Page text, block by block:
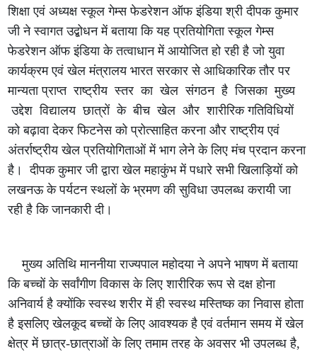
शिक्षा एवं अध्यक्ष स्कूल गेम्स फेडरेशन ऑफ इंडिया श्री दीपक कुमार
जी ने स्वागत उद्बोधन में बताया कि यह प्रतियोगिता स्कूल गेम्स
फेडरेशन ऑफ इंडिया के तत्वाधान में आयोजित हो रही है जो युवा
कार्यक्रम एवं खेल मंत्रालय भारत सरकार से आधिकारिक तौर पर
मान्यता प्राप्त राष्ट्रीय स्तर का खेल संगठन है जिसका मुख्य
उद्देश विद्यालय छात्रों के बीच खेल और शारीरिक गतिविधियों
को बढ़ावा देकर फिटनेस को प्रोत्साहित करना और राष्ट्रीय एवं
अंतर्राष्ट्रीय खेल प्रतियोगिताओं में भाग लेने के लिए मंच प्रदान करना
है। दीपक कुमार जी द्वारा खेल महाकुंभ में पधारे सभी खिलाड़ियों को
लखनऊ के पर्यटन स्थलों के भ्रमण की सुविधा उपलब्ध करायी जा
रही है कि जानकारी दी।
मुख्य अतिथि माननीया राज्यपाल महोदया ने अपने भाषण में बताया
कि बच्चों के सर्वांगीण विकास के लिए शारीरिक रूप से दक्ष होना
अनिवार्य है क्योंकि स्वस्थ शरीर में ही स्वस्थ मस्तिष्क का निवास होता
है इसलिए खेलकूद बच्चों के लिए आवश्यक है एवं वर्तमान समय में खेल
क्षेत्र में छात्र-छात्राओं के लिए तमाम तरह के अवसर भी उपलब्ध है,